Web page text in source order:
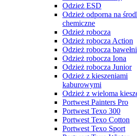
Odzież ESD
Odzież odporna na
chemiczne
Odzież robocza
Odzież robocza Action
Odzież robocza
Odzież robocza Iona
Odzież robocza Junior
Odzież z kieszeniami
kaburowymi
Odzież z wieloma
Portwest Painters Pro
Portwest Texo 300
Portwest Texo Cotton
Portwest Texo Sport